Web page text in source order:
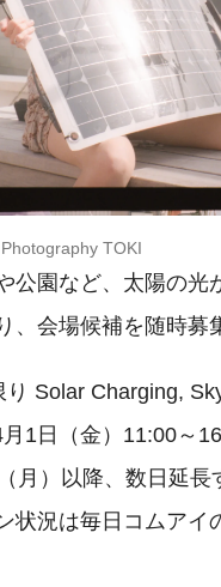
TOKI
園など、太陽の光
、会場候補を随時募
Solar Charging,
1日（金）11:00～
月）以降、数日延長
況は毎日コムアイ